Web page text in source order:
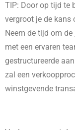
TIP: Door op tijd te
vergroot je de kans
Neem de tijd om
met een ervaren
gestructureerde
zal een
winstgevende